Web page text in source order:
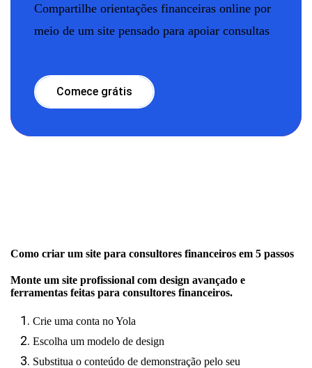
Compartilhe orientações financeiras online por
meio de um site pensado para apoiar consultas
Comece grátis
Como criar um site para consultores financeiros em 5 passos
Monte um site profissional com design avançado e
ferramentas feitas para consultores financeiros.
Crie uma conta no Yola
Escolha um modelo de design
Substitua o conteúdo de demonstração pelo seu